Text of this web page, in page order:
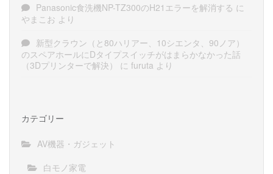
Panasonic食洗機NP-TZ300のH21エラーを解消する に
やまこお より
新型クラウン（と80ハリアー、10シエンタ、90ノア）
のスペアホールにDタイプスイッチがはまらかなかった話
（3Dプリンターで解決）
に furuta より
カテゴリー
AV機器・ガジェット
白モノ家電